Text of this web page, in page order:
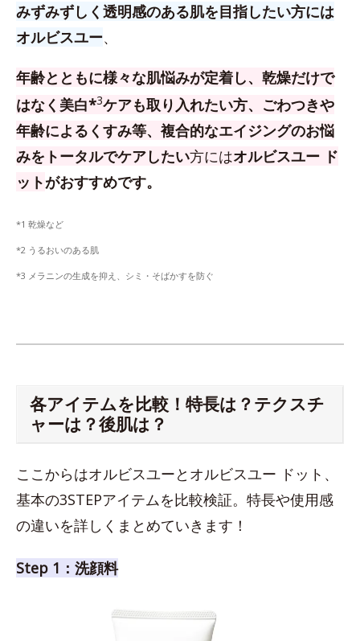
みずみずしく透明感のある肌を目指したい方には
オルビスユー、
年齢とともに様々な肌悩みが定着し、乾燥だけで
はなく美白*3ケアも取り入れたい方、 ごわつきや
年齢によるくすみ等、複合的なエイジングのお悩
みをトータルでケアしたい方にはオルビスユー ド
ットがおすすめです。
*1 乾燥など
*2 うるおいのある肌
*3 メラニンの生成を抑え、シミ・そばかすを防ぐ
各アイテムを比較！特長は？テクスチ
ャーは？後肌は？
ここからはオルビスユーとオルビスユー ドット、
基本の3STEPアイテムを比較検証。特長や使用感
の違いを詳しくまとめていきます！
Step 1：洗顔料